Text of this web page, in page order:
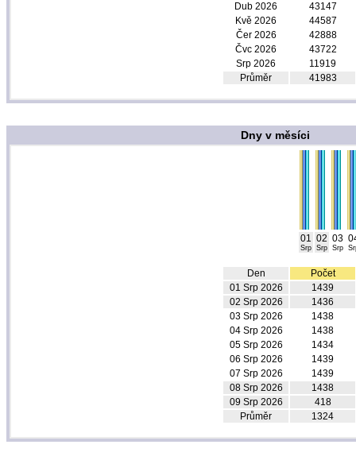
Dub 2026
43147
Kvě 2026
44587
Čer 2026
42888
Čvc 2026
43722
Srp 2026
11919
Průměr
41983
Dny v měsíci
01
Srp
02
Srp
03
Srp
Den
Počet
01 Srp 2026
1439
02 Srp 2026
1436
03 Srp 2026
1438
04 Srp 2026
1438
05 Srp 2026
1434
06 Srp 2026
1439
07 Srp 2026
1439
08 Srp 2026
1438
09 Srp 2026
418
Průměr
1324